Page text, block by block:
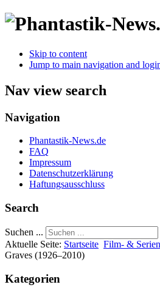
Skip to content
Jump to main navigation and
Nav view search
Navigation
Phantastik-News.de
FAQ
Impressum
Datenschutzerklärung
Haftungsausschluss
Search
Suchen ...
Aktuelle Seite: Startseite Film- &
Graves (1926–2010)
Kategorien